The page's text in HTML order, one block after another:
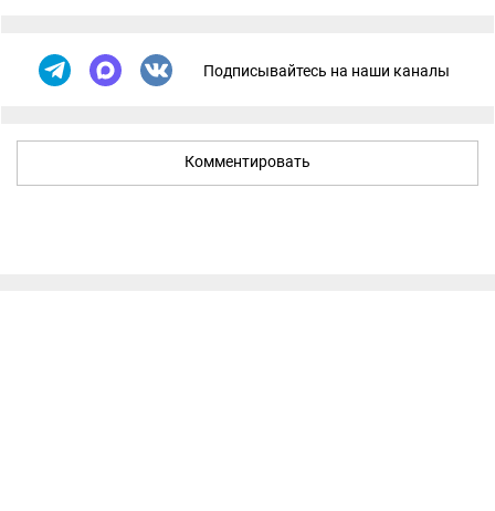
Подписывайтесь на наши каналы
Комментировать